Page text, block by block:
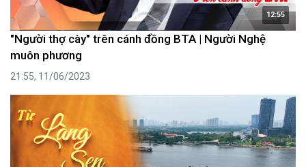
12:55
"Người thợ cày" trên cánh đồng BTA | Người Nghệ
muôn phương
21:55, 11/06/2023